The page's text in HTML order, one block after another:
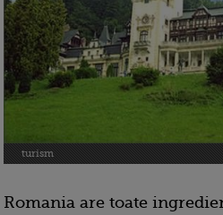
turism
Romania are toate